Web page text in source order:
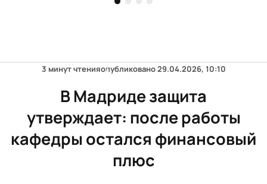
3 минут чтенияопубликовано29.04.2026, 10:10
В Мадриде защита
утверждает: после работы
кафедры остался финансовый
плюс